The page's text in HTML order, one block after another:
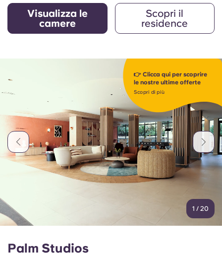
Visualizza le
camere
Scopri il
residence
👉 Clicca qui per scoprire
le nostre ultime offerte
Scopri di più
1 / 20
Palm Studios